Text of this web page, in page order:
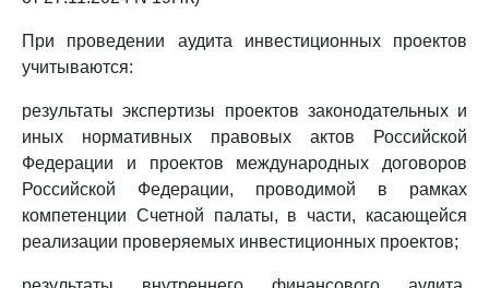
При проведении аудита инвестиционных проектов
учитываются:
результаты экспертизы проектов законодательных и
иных нормативных правовых актов Российской
Федерации и проектов международных договоров
Российской Федерации, проводимой в рамках
компетенции Счетной палаты, в части, касающейся
реализации проверяемых инвестиционных проектов;